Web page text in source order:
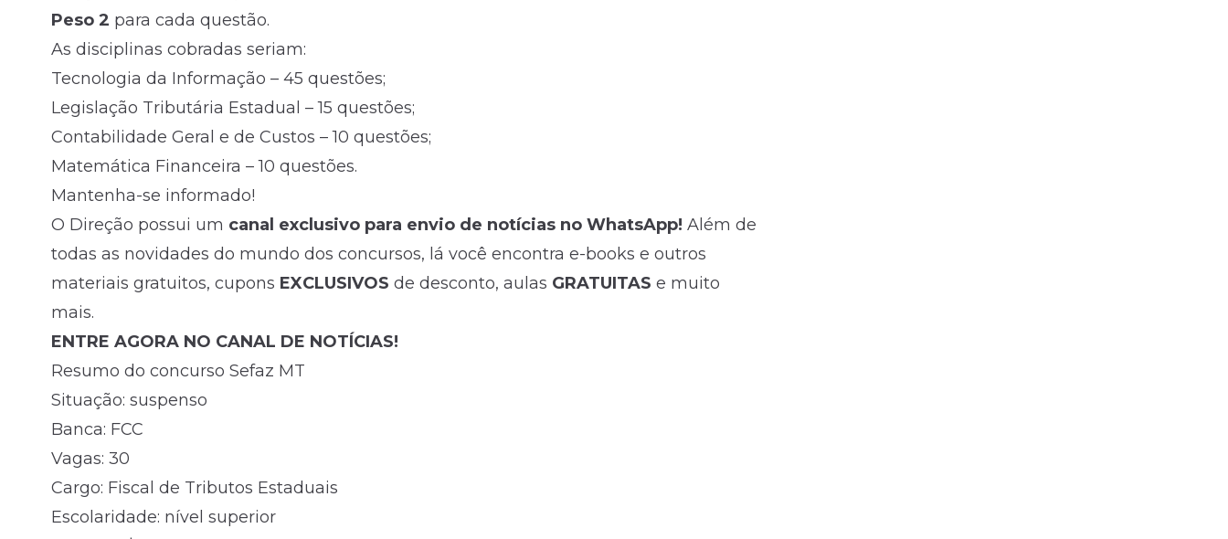
Peso 2 para cada questão.
As disciplinas cobradas seriam:
Tecnologia da Informação – 45 questões;
Legislação Tributária Estadual – 15 questões;
Contabilidade Geral e de Custos – 10 questões;
Matemática Financeira – 10 questões.
Mantenha-se informado!
O Direção possui um canal exclusivo para envio de notícias no WhatsApp! Além de
todas as novidades do mundo dos concursos, lá você encontra e-books e outros
materiais gratuitos, cupons EXCLUSIVOS de desconto, aulas GRATUITAS e muito
mais.
ENTRE AGORA NO CANAL DE NOTÍCIAS!
Resumo do concurso Sefaz MT
Situação: suspenso
Banca: FCC
Vagas: 30
Cargo: Fiscal de Tributos Estaduais
Escolaridade: nível superior